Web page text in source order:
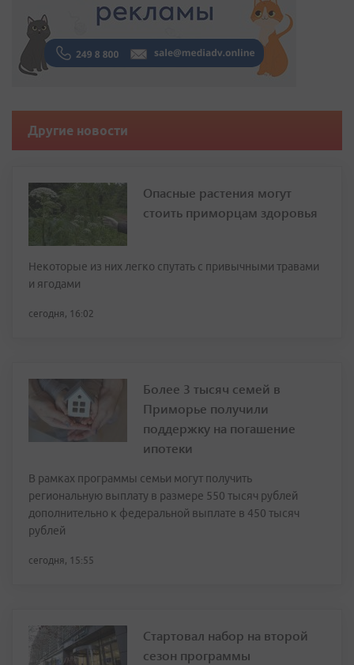
Другие новости
Опасные растения могут
стоить приморцам здоровья
Некоторые из них легко спутать с привычными травами
и ягодами
сегодня, 16:02
Более 3 тысяч семей в
Приморье получили
поддержку на погашение
ипотеки
В рамках программы семьи могут получить
региональную выплату в размере 550 тысяч рублей
дополнительно к федеральной выплате в 450 тысяч
рублей
сегодня, 15:55
Стартовал набор на второй
сезон программы